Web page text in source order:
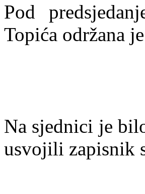
Pod
Topića održana
Na sjednici je
usvojili zapisnik